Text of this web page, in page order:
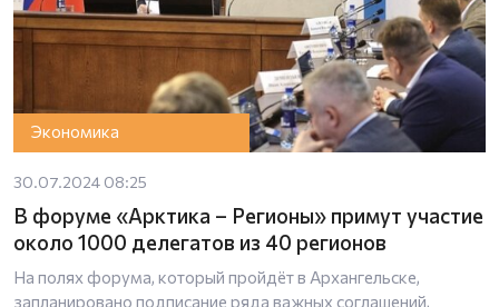
Экономика
30.07.2024 08:25
В форуме «Арктика – Регионы» примут участие
около 1000 делегатов из 40 регионов
На полях форума, который пройдёт в Архангельске,
запланировано подписание ряда важных соглашений,